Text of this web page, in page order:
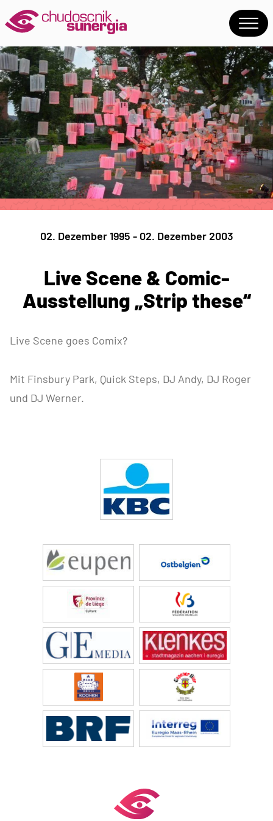
02. Dezember 1995 - 02. Dezember 2003
Live Scene & Comic-
Ausstellung „Strip these“
Live Scene goes Comix?
Mit Finsbury Park, Quick Steps, DJ Andy, DJ Roger
und DJ Werner.